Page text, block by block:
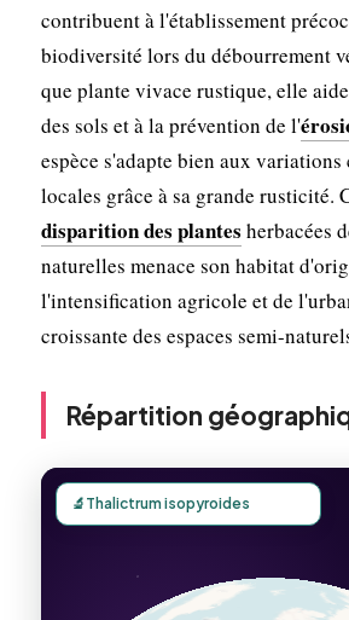
contribuent à l'établissement
biodiversité lors du débourrement
que plante vivace rustique, elle
des sols et à la prévention de l'
espèce s'adapte bien aux
locales grâce à sa grande rusticité.
disparition des plantes herbacées
naturelles menace son habitat
l'intensification agricole et de
croissante des espaces semi-
Répartition